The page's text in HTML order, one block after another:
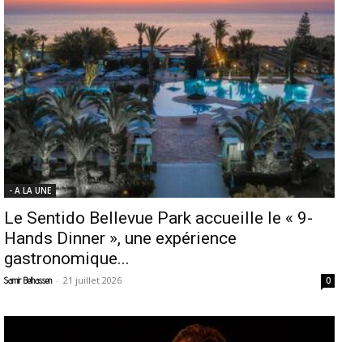
- A LA UNE
Le Sentido Bellevue Park accueille le « 9-
Hands Dinner », une expérience
gastronomique...
Samir Belhassen - 21 juillet 2026 0